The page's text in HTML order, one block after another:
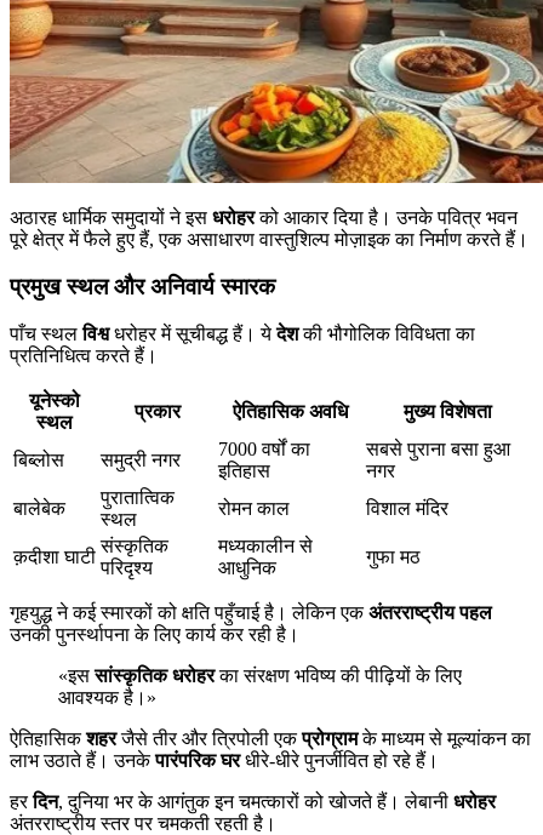
अठारह धार्मिक समुदायों ने इस धरोहरको आकार दिया है। उनके पवित्र भवन
पूरे क्षेत्र में फैले हुए हैं, एक असाधारण वास्तुशिल्प मोज़ाइक का निर्माण करते हैं।
प्रमुख स्थल और अनिवार्य स्मारक
पाँच स्थलविश्वधरोहर में सूचीबद्ध हैं। येदेशकी भौगोलिक विविधता का
प्रतिनिधित्व करते हैं।
यूनेस्को
स्थल
प्रकार ऐतिहासिक अवधि मुख्य विशेषता
बिब्लोस समुद्री नगर
7000 वर्षों का
इतिहास
सबसे पुराना बसा हुआ
नगर
बालेबेक
पुरातात्विक
स्थल
रोमन काल विशाल मंदिर
क़दीशा घाटी
संस्कृतिक
परिदृश्य
मध्यकालीन से
आधुनिक
गुफा मठ
गृहयुद्ध ने कई स्मारकों को क्षति पहुँचाई है। लेकिन एकअंतरराष्ट्रीय पहल
उनकी पुनर्स्थापना के लिए कार्य कर रही है।
«इससांस्कृतिक धरोहरका संरक्षण भविष्य की पीढ़ियों के लिए
आवश्यक है।»
ऐतिहासिकशहरजैसे तीर और त्रिपोली एकप्रोग्रामके माध्यम से मूल्यांकन का
लाभ उठाते हैं। उनकेपारंपरिक घरधीरे-धीरे पुनर्जीवित हो रहे हैं।
हरदिन, दुनिया भर के आगंतुक इन चमत्कारों को खोजते हैं। लेबानी धरोहर
अंतरराष्ट्रीय स्तर पर चमकती रहती है।